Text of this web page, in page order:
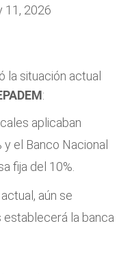
11, 2026
la situación actual
:
aplicaban
el Banco Nacional
fija del 10%.
aún se
la banca